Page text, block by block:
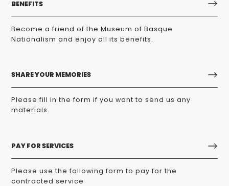
BENEFITS
Become a friend of the Museum of Basque
Nationalism and enjoy all its benefits.
SHARE YOUR MEMORIES
Please fill in the form if you want to send us any
materials
PAY FOR SERVICES
Please use the following form to pay for the
contracted service